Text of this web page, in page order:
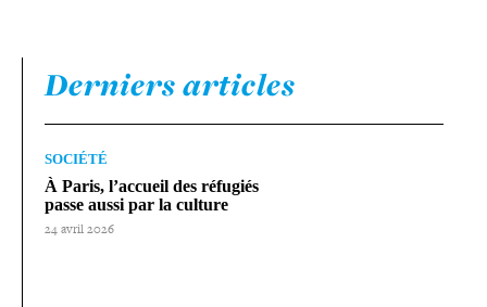
Derniers articles
SOCIÉTÉ
À Paris, l’accueil des réfugiés
passe aussi par la culture
24 avril 2026